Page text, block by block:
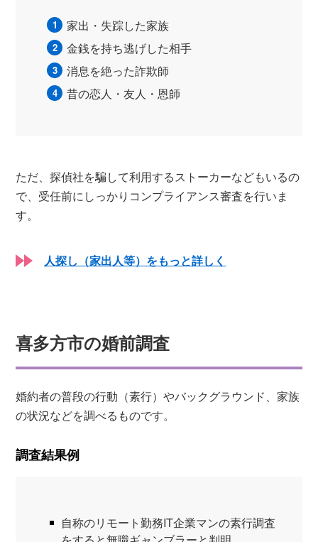
家出・失踪した家族
金銭を持ち逃げした相手
消息を絶った詐欺師
昔の恋人・友人・恩師
ただ、探偵社を騙して利用するストーカーなどもいるの
で、受任前にしっかりコンプライアンス審査を行いま
す。
人探し（家出人等）をもっと詳しく
喜多方市の婚前調査
婚約者の普段の行動（素行）やバックグラウンド、家族
の状況などを調べるものです。
調査結果例
自称のリモート勤務IT企業マンの素行調査